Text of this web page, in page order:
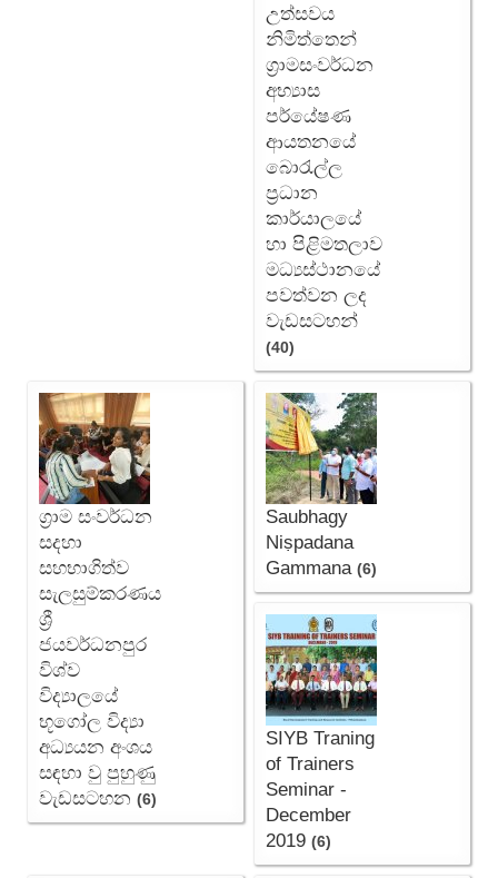
උත්සවය
නිමිත්තෙන්
ග්‍රාමසංවර්ධන
අභ්‍යාස
පර්යේෂණ
ආයතනයේ
බොරැල්ල
ප්‍රධාන
කාර්යාලයේ
හා පිළිමතලාව
මධ්‍යස්ථානයේ
පවත්වන ලද
වැඩසටහන්
(40)
ග්‍රාම සංවර්ධන
සදහා
සහභාගිත්ව
සැලසුම්කරණය
ශ්‍රී
ජයවර්ධනපුර
විශ්ව
විද්‍යාලයේ
භූගෝල විද්‍යා
අධ්‍යයන අංශය
සඳහා වු පුහුණු
වැඩසටහන (6)
Saubhagy
Niṣpadana
Gammana (6)
SIYB Traning
of Trainers
Seminar -
December
2019 (6)